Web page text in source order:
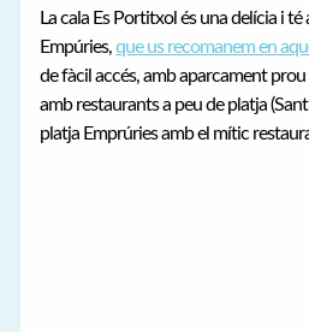
La cala Es Portitxol és una delícia i té
Empúries,que us recomanem en
de fàcil accés, amb aparcament
amb restaurants a peu de platja
platja Emprúries amb el mític